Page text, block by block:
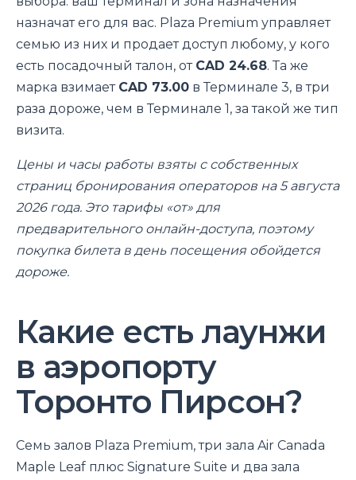
назначат его для вас. Plaza Premium управляет
семью из них и продает доступ любому, у кого
есть посадочный талон, от CAD 24.68. Та же
марка взимает CAD 73.00 в Терминале 3, в три
раза дороже, чем в Терминале 1, за такой же тип
визита.
Цены и часы работы взяты с собственных
страниц бронирования операторов на 5 августа
2026 года. Это тарифы «от» для
предварительного онлайн-доступа, поэтому
покупка билета в день посещения обойдется
дороже.
Какие есть лаунжи
в аэропорту
Торонто Пирсон?
Семь залов Plaza Premium, три зала Air Canada
Maple Leaf плюс Signature Suite и два зала